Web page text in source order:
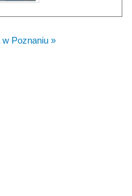
Poznaniu »